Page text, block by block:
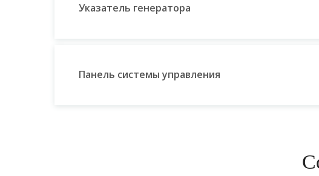
Указатель генератора
Панель системы управления